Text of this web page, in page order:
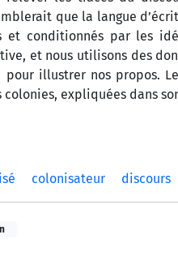
que la langue
et conditionnés par les
et nous utilisons des
pour illustrer nos propos.
colonies, expliquées dans
colonisateur discours